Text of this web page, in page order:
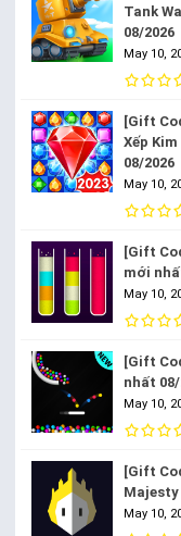
Tank
08/2026
May 10,
[Gift
Xếp
08/2026
May 10,
[Gift
mới
May 10,
[Gift
nhất 08/
May 10,
[Gift
Majesty
May 10,